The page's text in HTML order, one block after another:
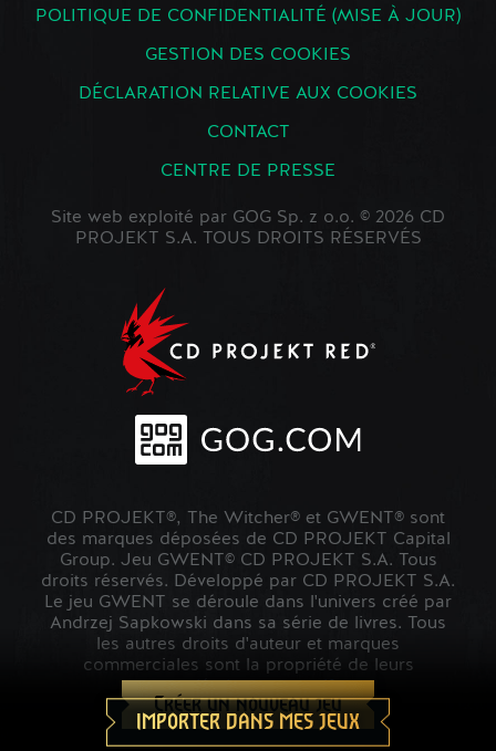
Créer un nouveau jeu
IMPORTER DANS MES JEUX
POLITIQUE DE CONFIDENTIALITÉ (MISE À JOUR)
GESTION DES COOKIES
DÉCLARATION RELATIVE AUX COOKIES
CONTACT
CENTRE DE PRESSE
Site web exploité par GOG Sp. z o.o. © 2026 CD
PROJEKT S.A. TOUS DROITS RÉSERVÉS
CD PROJEKT®, The Witcher® et GWENT® sont
des marques déposées de CD PROJEKT Capital
Group. Jeu GWENT© CD PROJEKT S.A. Tous
droits réservés. Développé par CD PROJEKT S.A.
Le jeu GWENT se déroule dans l'univers créé par
Andrzej Sapkowski dans sa série de livres. Tous
les autres droits d'auteur et marques
commerciales sont la propriété de leurs
propriétaires respectifs.